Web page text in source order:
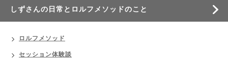
しずさんの日常とロルフメソッドのこと
ロルフメソッド
セッション体験談